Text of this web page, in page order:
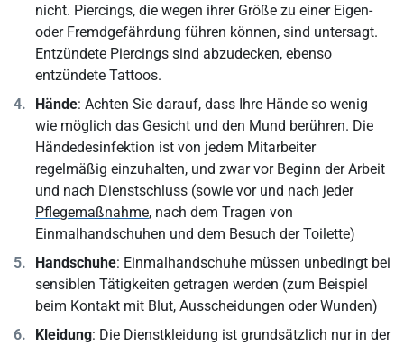
nicht. Piercings, die wegen ihrer Größe zu einer Eigen-
oder Fremdgefährdung führen können, sind untersagt.
Entzündete Piercings sind abzudecken, ebenso
entzündete Tattoos.
Hände: Achten Sie darauf, dass Ihre Hände so wenig
wie möglich das Gesicht und den Mund berühren. Die
Händedesinfektion ist von jedem Mitarbeiter
regelmäßig einzuhalten, und zwar vor Beginn der Arbeit
und nach Dienstschluss (sowie vor und nach jeder
Pflegemaßnahme, nach dem Tragen von
Einmalhandschuhen und dem Besuch der Toilette)
Handschuhe: Einmalhandschuhe müssen unbedingt bei
sensiblen Tätigkeiten getragen werden (zum Beispiel
beim Kontakt mit Blut, Ausscheidungen oder Wunden)
Kleidung: Die Dienstkleidung ist grundsätzlich nur in der